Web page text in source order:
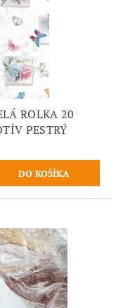
ROLKA 20
PESTRÝ